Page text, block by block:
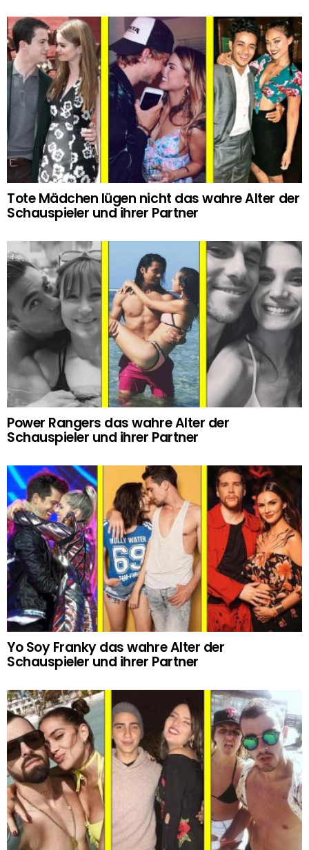
Tote Mädchen lügen nicht das wahre Alter der
Schauspieler und ihrer Partner
Power Rangers das wahre Alter der
Schauspieler und ihrer Partner
Yo Soy Franky das wahre Alter der
Schauspieler und ihrer Partner